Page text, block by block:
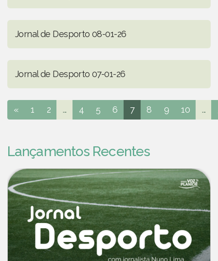
Jornal de Desporto 08-01-26
Jornal de Desporto 07-01-26
« 1 2 ... 4 5 6 7 8 9 10 ...
Lançamentos Recentes